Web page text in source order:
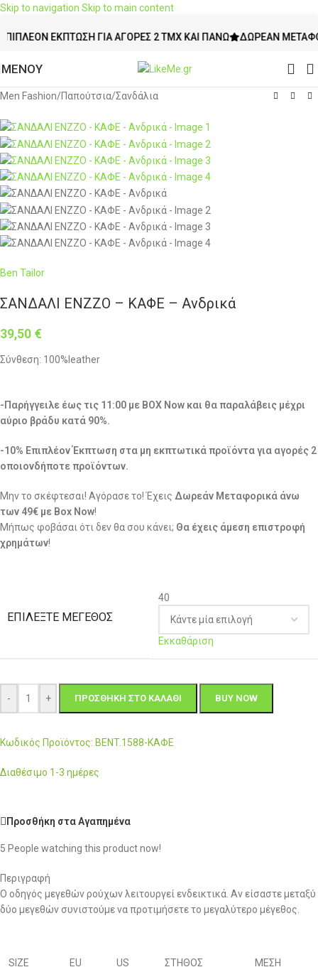
Skip to navigation Skip to main content
ΈΚΠΤΩΣΗ ΓΙΑ ΑΓΟΡΈΣ 2 ΤΜΧ ΚΑΙ ΠΆΝΩ ΔΩΡΕΆΝ
ΜΕΝΟΥ
Men Fashion/Παπούτσια/Σανδάλια
Ben Tailor
ΣΑΝΔΑΛΙ ENZZO – ΚΑΦΕ – Ανδρικά
39,50 €
Σύνθεση: 100%leather
-Παρήγγειλε έως τις 11:00 με BOX Now και θα παραλάβεις μέχρι
αύριο βράδυ κατά 90%.
-10% Επιπλέον Έκπτωση στα μη εκπτωτικά προϊόντα για αγορές 2
οποιονδήποτε προϊόντων.
Μην το σκέφτεσαι! Αγόρασε το! Έχεις Δωρεάν Μεταφορικά άνω
των 49€ με Box Now!
Μήπως φοβάσαι ότι δεν θα σου κάνει; Θα έχεις άμεση επιστροφή
χρημάτων!
ΕΠΙΛΈΞΤΕ ΜΈΓΕΘΟΣ
40
Εκκαθάριση
- + ΠΡΟΣΘΉΚΗ ΣΤΟ ΚΑΛΆΘΙ BUY NOW
Κωδικός Προϊόντος: BENT.1588-ΚΑΦΕ
Διαθέσιμο 1-3 ημέρες
Προσθήκη στα Αγαπημένα
5 People watching this product now!
Περιγραφή
Ο οδηγός μεγεθών ρούχων λειτουργεί ενδεικτικά. Αν είσαστε μεταξύ
δύο μεγεθών συνιστούμε να προτιμήσετε το μεγαλύτερο μέγεθος.
SIZE EU US ΣΤΗΘΟΣ ΜΕΣΗ